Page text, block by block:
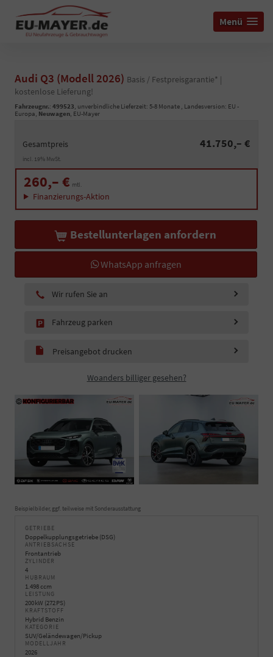
Menü
Audi Q3 (Modell 2026) Basis / Festpreisgarantie* |
kostenlose Lieferung!
Fahrzeugnr.: 499523, unverbindliche Lieferzeit: 5-8 Monate , Landesversion: EU -
Europa, Neuwagen, EU-Mayer
Gesamtpreis 41.750,– €
incl. 19% MwSt.
260,– € mtl.
Finanzierungs-Aktion
WhatsApp anfragen
Bestellunterlagen anfordern
Wir rufen Sie an
Fahrzeug parken
Preisangebot drucken
Woanders billiger gesehen?
Beispielbilder, ggf. teilweise mit Sonderausstattung
GETRIEBE
Doppelkupplungsgetriebe (DSG)
ANTRIEBSACHSE
Frontantrieb
ZYLINDER
4
HUBRAUM
1.498 ccm
LEISTUNG
200 kW (272 PS)
KRAFTSTOFF
Hybrid Benzin
KATEGORIE
SUV/Geländewagen/Pickup
MODELLJAHR
2026